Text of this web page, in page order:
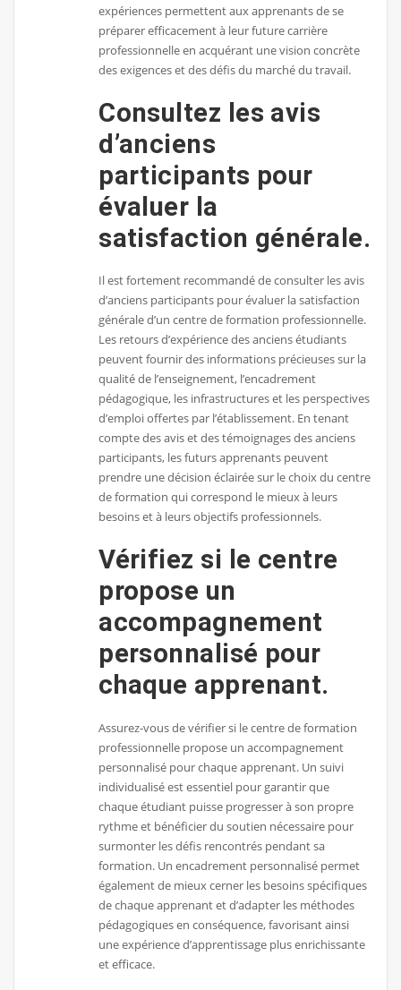
expériences permettent aux apprenants de se
préparer efficacement à leur future carrière
professionnelle en acquérant une vision concrète
des exigences et des défis du marché du travail.
Consultez les avis
d’anciens
participants pour
évaluer la
satisfaction générale.
Il est fortement recommandé de consulter les avis
d’anciens participants pour évaluer la satisfaction
générale d’un centre de formation professionnelle.
Les retours d’expérience des anciens étudiants
peuvent fournir des informations précieuses sur la
qualité de l’enseignement, l’encadrement
pédagogique, les infrastructures et les perspectives
d’emploi offertes par l’établissement. En tenant
compte des avis et des témoignages des anciens
participants, les futurs apprenants peuvent
prendre une décision éclairée sur le choix du centre
de formation qui correspond le mieux à leurs
besoins et à leurs objectifs professionnels.
Vérifiez si le centre
propose un
accompagnement
personnalisé pour
chaque apprenant.
Assurez-vous de vérifier si le centre de formation
professionnelle propose un accompagnement
personnalisé pour chaque apprenant. Un suivi
individualisé est essentiel pour garantir que
chaque étudiant puisse progresser à son propre
rythme et bénéficier du soutien nécessaire pour
surmonter les défis rencontrés pendant sa
formation. Un encadrement personnalisé permet
également de mieux cerner les besoins spécifiques
de chaque apprenant et d’adapter les méthodes
pédagogiques en conséquence, favorisant ainsi
une expérience d’apprentissage plus enrichissante
et efficace.